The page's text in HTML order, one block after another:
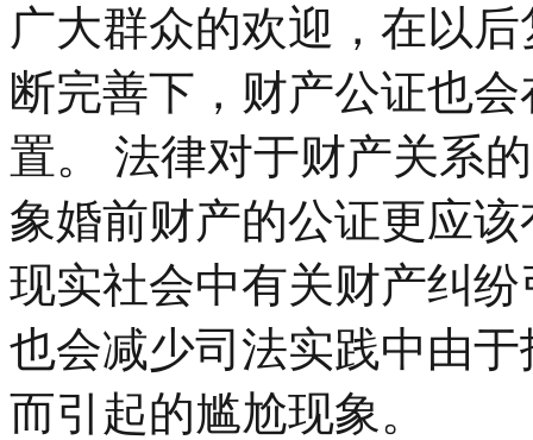
广大群众的欢迎，在以
断完善下，财产公证也
置。 法律对于财产关系
象婚前财产的公证更应
现实社会中有关财产纠
也会减少司法实践中由
而引起的尴尬现象。